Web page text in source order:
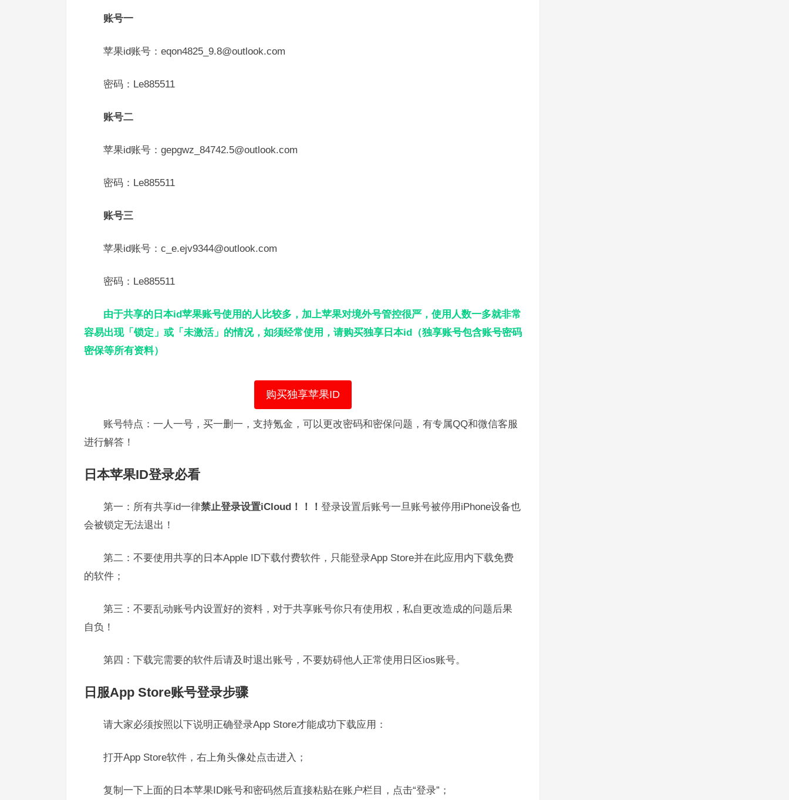
账号一
苹果id账号：eqon4825_9.8@outlook.com
密码：Le885511
账号二
苹果id账号：gepgwz_84742.5@outlook.com
密码：Le885511
账号三
苹果id账号：c_e.ejv9344@outlook.com
密码：Le885511
由于共享的日本id苹果账号使用的人比较多，加上苹果对境外号管控很严，使用人数一多就非常
容易出现「锁定」或「未激活」的情况，如须经常使用，请购买独享日本id（独享账号包含账号密码
密保等所有资料）
购买独享苹果ID
账号特点：一人一号，买一删一，支持氪金，可以更改密码和密保问题，有专属QQ和微信客服
进行解答！
日本苹果ID登录必看
第一：所有共享id一律禁止登录设置iCloud！！！ 登录设置后账号一旦账号被停用iPhone设备也
会被锁定无法退出！
第二：不要使用共享的日本Apple ID下载付费软件，只能登录App Store并在此应用内下载免费
的软件；
第三：不要乱动账号内设置好的资料，对于共享账号你只有使用权，私自更改造成的问题后果
自负！
第四：下载完需要的软件后请及时退出账号，不要妨碍他人正常使用日区ios账号。
日服App Store账号登录步骤
请大家必须按照以下说明正确登录App Store才能成功下载应用：
打开App Store软件，右上角头像处点击进入；
复制一下上面的日本苹果ID账号和密码然后直接粘贴在账户栏目，点击“登录”；